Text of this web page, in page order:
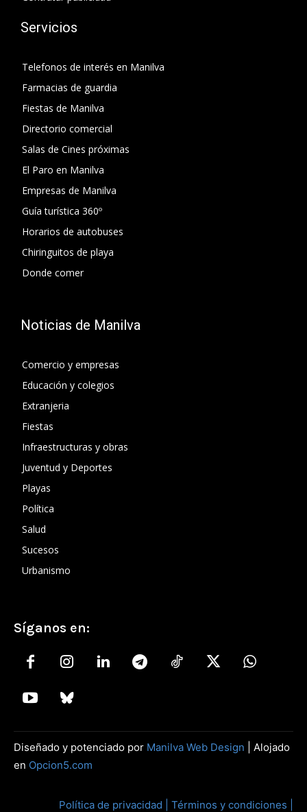
Servicios
Telefonos de interés en Manilva
Farmacias de guardia
Fiestas de Manilva
Directorio comercial
Salas de Cines próximas
El Paro en Manilva
Empresas de Manilva
Guía turística 360º
Horarios de autobuses
Chiringuitos de playa
Donde comer
Noticias de Manilva
Comercio y empresas
Educación y colegios
Extranjeria
Fiestas
Infraestructuras y obras
Juventud y Deportes
Playas
Política
Salud
Sucesos
Urbanismo
Síganos en:
Diseñado y potenciado por Manilva Web Design | Alojado
en Opcion5.com
Política de privacidad | Términos y condiciones |